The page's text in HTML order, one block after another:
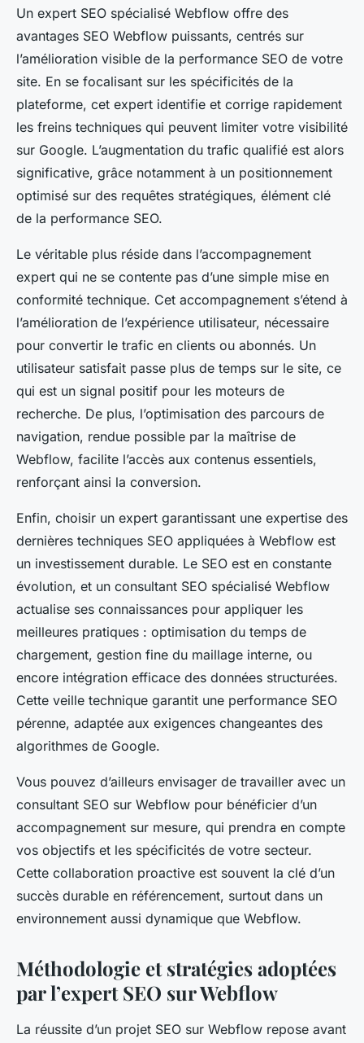
Un expert SEO spécialisé Webflow offre des
avantages SEO Webflow puissants, centrés sur
l’amélioration visible de la performance SEO de votre
site. En se focalisant sur les spécificités de la
plateforme, cet expert identifie et corrige rapidement
les freins techniques qui peuvent limiter votre visibilité
sur Google. L’augmentation du trafic qualifié est alors
significative, grâce notamment à un positionnement
optimisé sur des requêtes stratégiques, élément clé
de la performance SEO.
Le véritable plus réside dans l’accompagnement
expert qui ne se contente pas d’une simple mise en
conformité technique. Cet accompagnement s’étend à
l’amélioration de l’expérience utilisateur, nécessaire
pour convertir le trafic en clients ou abonnés. Un
utilisateur satisfait passe plus de temps sur le site, ce
qui est un signal positif pour les moteurs de
recherche. De plus, l’optimisation des parcours de
navigation, rendue possible par la maîtrise de
Webflow, facilite l’accès aux contenus essentiels,
renforçant ainsi la conversion.
Enfin, choisir un expert garantissant une expertise des
dernières techniques SEO appliquées à Webflow est
un investissement durable. Le SEO est en constante
évolution, et un consultant SEO spécialisé Webflow
actualise ses connaissances pour appliquer les
meilleures pratiques : optimisation du temps de
chargement, gestion fine du maillage interne, ou
encore intégration efficace des données structurées.
Cette veille technique garantit une performance SEO
pérenne, adaptée aux exigences changeantes des
algorithmes de Google.
Vous pouvez d’ailleurs envisager de travailler avec un
consultant SEO sur Webflow pour bénéficier d’un
accompagnement sur mesure, qui prendra en compte
vos objectifs et les spécificités de votre secteur.
Cette collaboration proactive est souvent la clé d’un
succès durable en référencement, surtout dans un
environnement aussi dynamique que Webflow.
Méthodologie et stratégies adoptées
par l’expert SEO sur Webflow
La réussite d’un projet SEO sur Webflow repose avant